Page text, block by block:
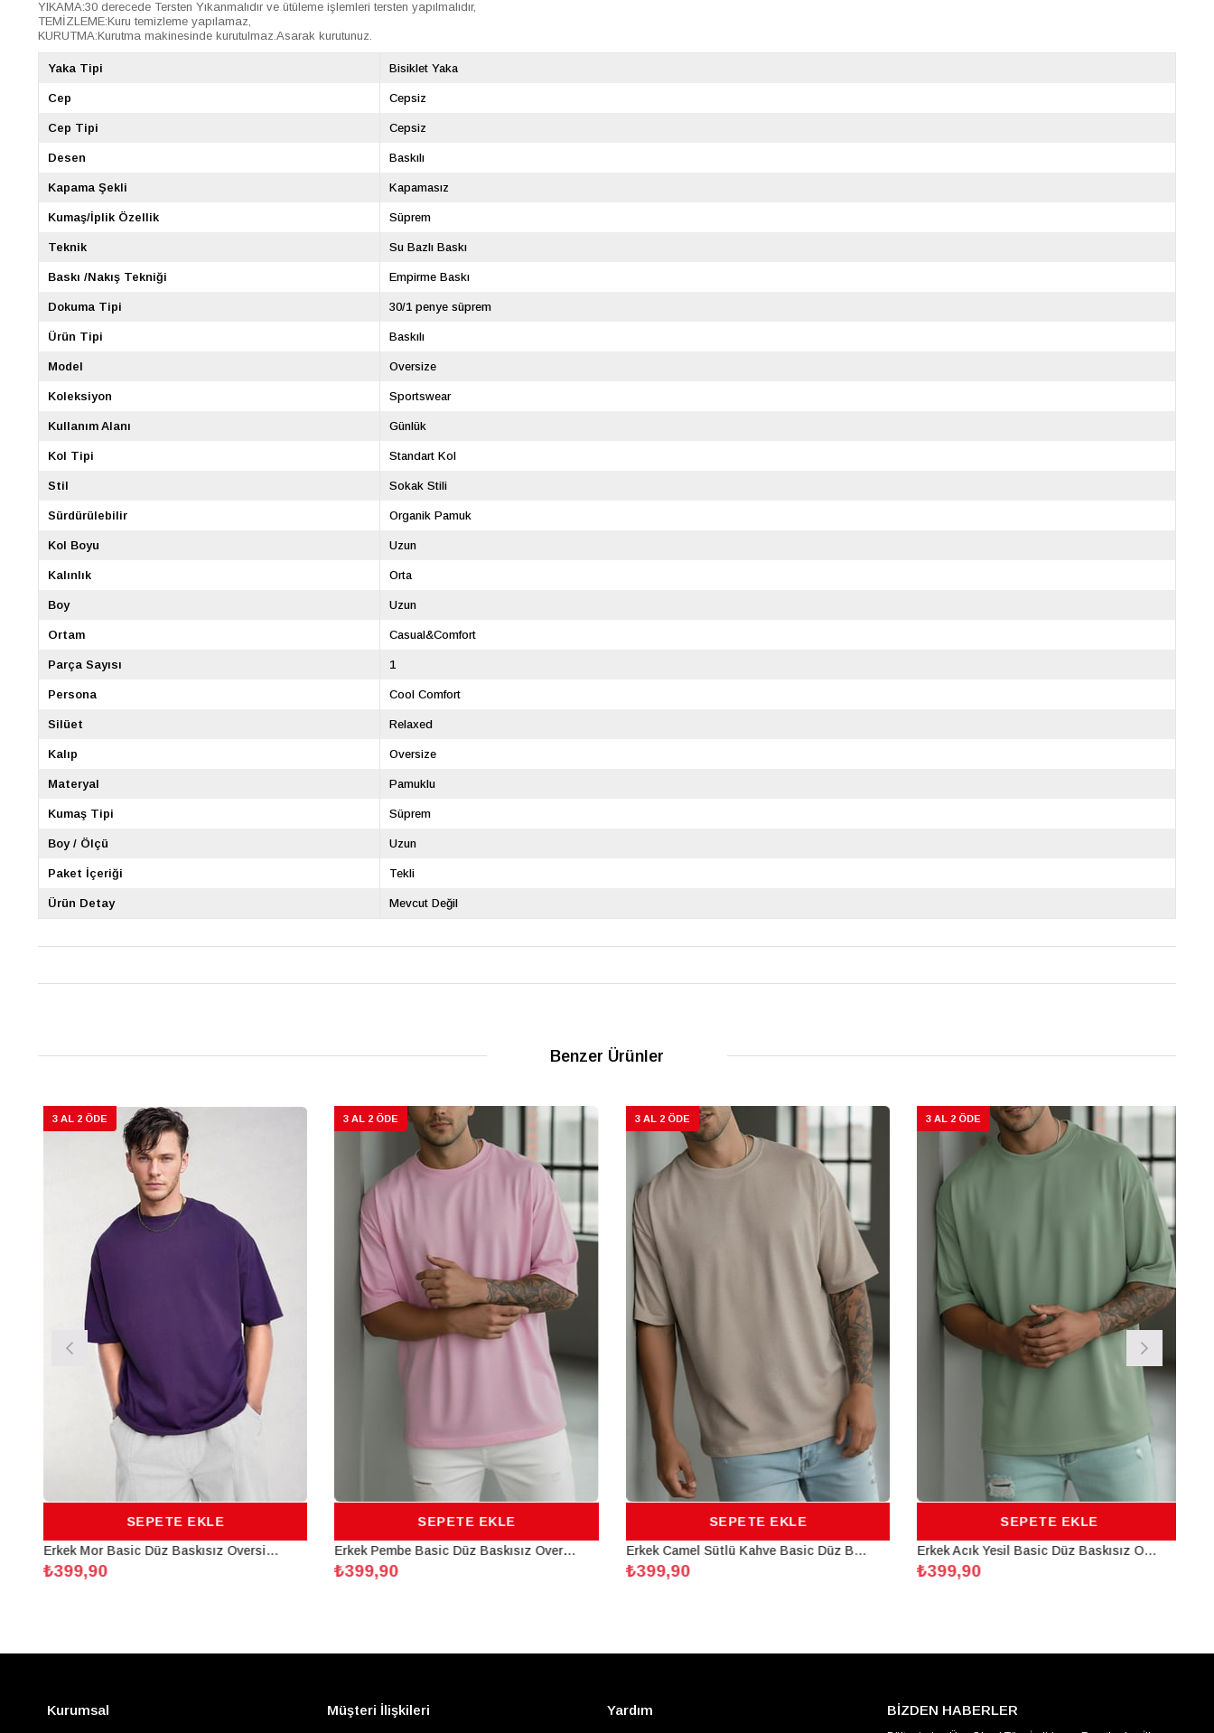
YIKAMA:30 derecede Tersten Yıkanmalıdır ve ütüleme işlemleri tersten yapılmalıdır,
TEMİZLEME:Kuru temizleme yapılamaz,
KURUTMA:Kurutma makinesinde kurutulmaz.Asarak kurutunuz.
Yaka Tipi Bisiklet Yaka
Cep Cepsiz
Cep Tipi Cepsiz
Desen Baskılı
Kapama Şekli Kapamasız
Kumaş/İplik Özellik Süprem
Teknik Su Bazlı Baskı
Baskı /Nakış Tekniği Empirme Baskı
Dokuma Tipi 30/1 penye süprem
Ürün Tipi Baskılı
Model Oversize
Koleksiyon Sportswear
Kullanım Alanı Günlük
Kol Tipi Standart Kol
Stil Sokak Stili
Sürdürülebilir Organik Pamuk
Kol Boyu Uzun
Kalınlık Orta
Boy Uzun
Ortam Casual&Comfort
Parça Sayısı 1
Persona Cool Comfort
Silüet Relaxed
Kalıp Oversize
Materyal Pamuklu
Kumaş Tipi Süprem
Boy / Ölçü Uzun
Paket İçeriği Tekli
Ürün Detay Mevcut Değil
Benzer Ürünler
SEPETE EKLE
Erkek Mor Basic Düz Baskısız Oversize Salas Boyfriend T-Shirt
₺399,90
3 AL 2 ÖDE
SEPETE EKLE
Erkek Pembe Basic Düz Baskısız Oversize Salas Boyfriend T-Shirt
₺399,90
3 AL 2 ÖDE
SEPETE EKLE
Erkek Camel Sütlü Kahve Basic Düz Baskısız Oversize Salas Boyfriend T-Shirt
₺399,90
3 AL 2 ÖDE
SEPETE EKLE
Erkek Açık Yeşil Basic Düz Baskısız Oversize Salas Boyfriend T-Shirt
₺399,90
3 AL 2 ÖDE
Kurumsal Müşteri İlişkileri Yardım BİZDEN HABERLER